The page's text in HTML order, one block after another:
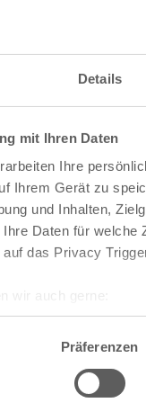
Details
mit Ihren Daten
Ihre
Ihrem Gerät zu
und Inhalten,
Daten für
das Privacy
geografische Lage
Scannen nach
Ihre persönlichen
Präferenzen
Darstellung
mit vielen